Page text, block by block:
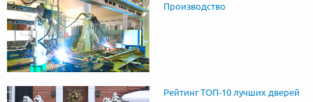
Производство
Рейтинг ТОП-10 лучших дверей